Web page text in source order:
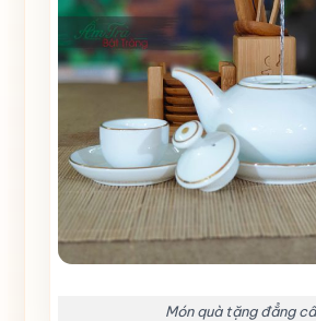
Món quà tặng đẳng